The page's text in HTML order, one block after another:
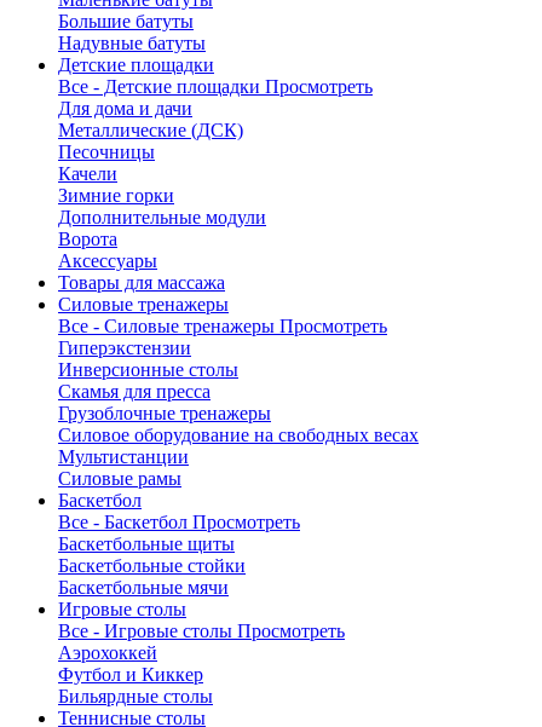
Большие батуты
Надувные батуты
Детские площадки
Все - Детские площадки Просмотреть
Для дома и дачи
Металлические (ДСК)
Песочницы
Качели
Зимние горки
Дополнительные модули
Ворота
Аксессуары
Товары для массажа
Силовые тренажеры
Все - Силовые тренажеры Просмотреть
Гиперэкстензии
Инверсионные столы
Скамья для пресса
Грузоблочные тренажеры
Силовое оборудование на свободных весах
Мультистанции
Силовые рамы
Баскетбол
Все - Баскетбол Просмотреть
Баскетбольные щиты
Баскетбольные стойки
Баскетбольные мячи
Игровые столы
Все - Игровые столы Просмотреть
Аэрохоккей
Футбол и Киккер
Бильярдные столы
Теннисные столы